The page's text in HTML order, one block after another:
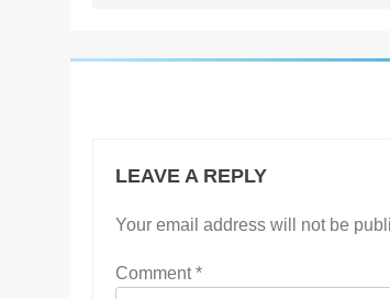
LEAVE A REPLY
Your email address will not be
Comment*